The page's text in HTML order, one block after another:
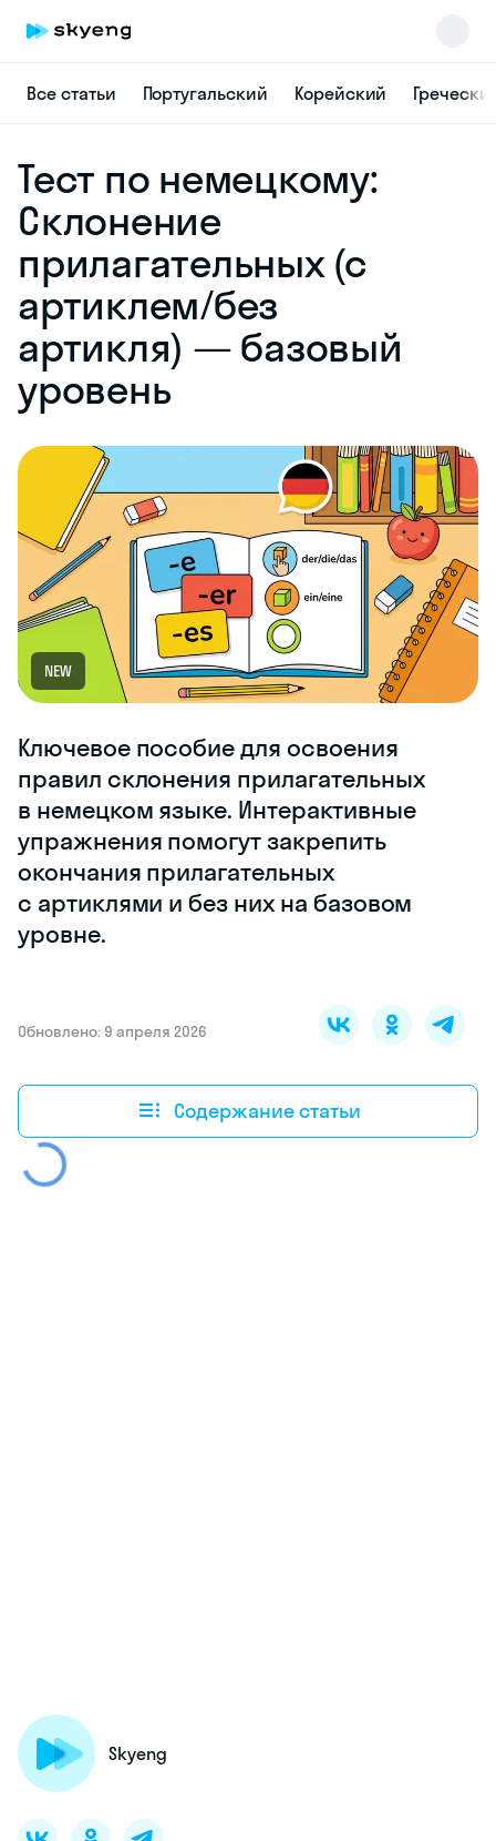
Все статьи Португальский Корейский
Тест по немецкому:
Склонение
прилагательных (с
артиклем/без
артикля) — базовый
уровень
NEW
Ключевое пособие для освоения
правил склонения прилагательных
в немецком языке. Интерактивные
упражнения помогут закрепить
окончания прилагательных
с артиклями и без них на базовом
уровне.
Обновлено: 9 апреля 2026
Содержание статьи
Skyeng
online